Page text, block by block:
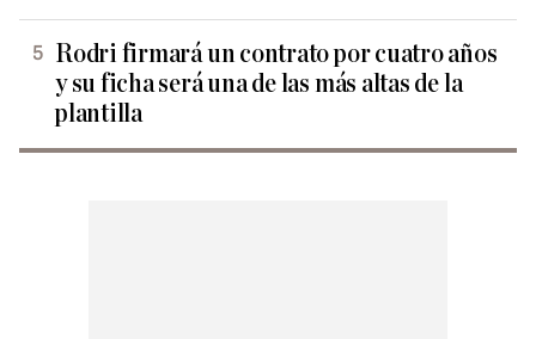
Rodri firmará un contrato por cuatro años
y su ficha será una de las más altas de la
plantilla